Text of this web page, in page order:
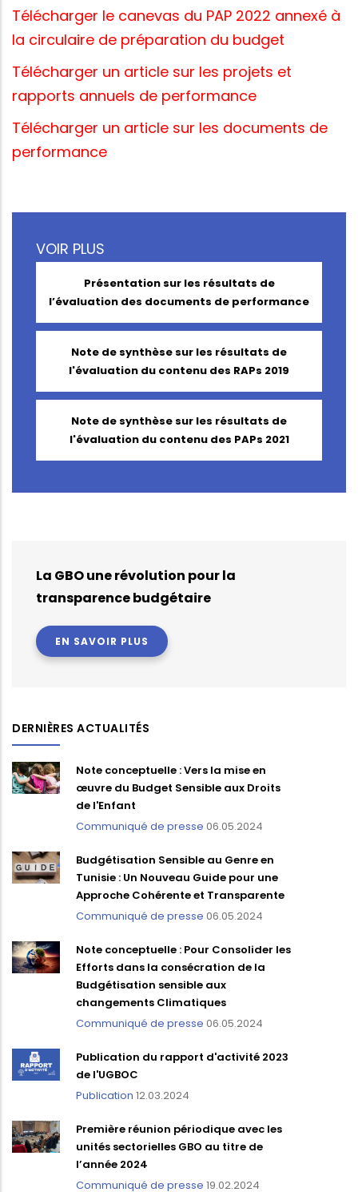
Télécharger le canevas du PAP 2022 annexé à
la circulaire de préparation du budget
Télécharger un article sur les projets et
rapports annuels de performance
Télécharger un article sur les documents de
performance
VOIR PLUS
Présentation sur les résultats de
l’évaluation des documents de performance
Note de synthèse sur les résultats de
l'évaluation du contenu des RAPs 2019
Note de synthèse sur les résultats de
l'évaluation du contenu des PAPs 2021
La GBO une révolution pour la
transparence budgétaire
EN SAVOIR PLUS
DERNIÈRES ACTUALITÉS
Note conceptuelle : Vers la mise en
œuvre du Budget Sensible aux Droits
de l'Enfant
Communiqué de presse 06.05.2024
Budgétisation Sensible au Genre en
Tunisie : Un Nouveau Guide pour une
Approche Cohérente et Transparente
Communiqué de presse 06.05.2024
Note conceptuelle : Pour Consolider les
Efforts dans la consécration de la
Budgétisation sensible aux
changements Climatiques
Communiqué de presse 06.05.2024
Publication du rapport d'activité 2023
de l'UGBOC
Publication 12.03.2024
Première réunion périodique avec les
unités sectorielles GBO au titre de
l’année 2024
Communiqué de presse 19.02.2024